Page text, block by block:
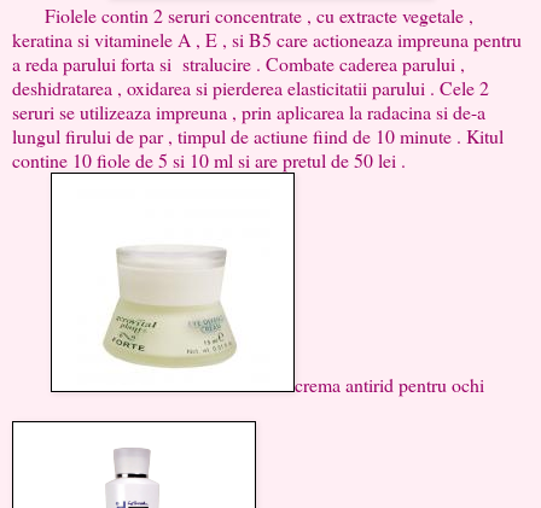
Fiolele contin 2 seruri concentrate , cu extracte vegetale ,
keratina si vitaminele A , E , si B5 care actioneaza impreuna pentru
a reda parului forta si stralucire . Combate caderea parului ,
deshidratarea , oxidarea si pierderea elasticitatii parului . Cele 2
seruri se utilizeaza impreuna , prin aplicarea la radacina si de-a
lungul firului de par , timpul de actiune fiind de 10 minute . Kitul
contine 10 fiole de 5 si 10 ml si are pretul de 50 lei .
crema antirid pentru ochi